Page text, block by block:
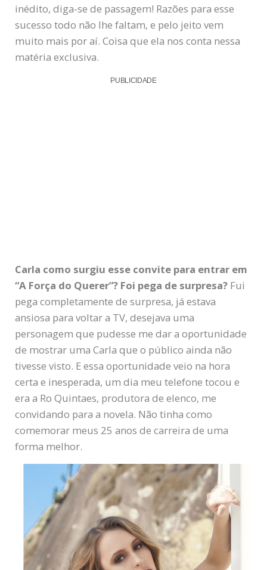
inédito, diga-se de passagem! Razões para esse
sucesso todo não lhe faltam, e pelo jeito vem
muito mais por aí. Coisa que ela nos conta nessa
matéria exclusiva.
PUBLICIDADE
Carla como surgiu esse convite para entrar em
“A Força do Querer”? Foi pega de surpresa? Fui
pega completamente de surpresa, já estava
ansiosa para voltar a TV, desejava uma
personagem que pudesse me dar a oportunidade
de mostrar uma Carla que o público ainda não
tivesse visto. E essa oportunidade veio na hora
certa e inesperada, um dia meu telefone tocou e
era a Ro Quintaes, produtora de elenco, me
convidando para a novela. Não tinha como
comemorar meus 25 anos de carreira de uma
forma melhor.